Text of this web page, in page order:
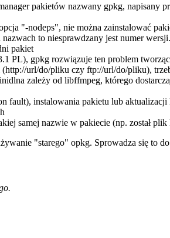
pakietów nazwany gpkg,
"-nodeps", nie można zainstalować
to niesprawdzany jest numer
pakiet
PL), gpkg rozwiązuje ten problem
url/do/pliku czy ftp://url/do/pliku),
zależy od libffmpeg, którego
fault), instalowania pakietu lub aktualizacji
samej nazwie w pakiecie (np. został
"starego" opkg. Sprowadza się to